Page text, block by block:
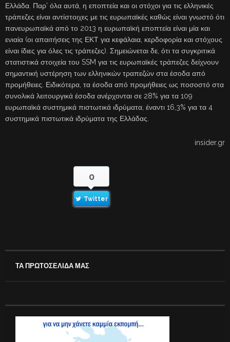
Ελλάδα. Παρ’ όλα αυτά, η εποπτεία και οι στόχοι για τις ελληνικές
τράπεζες είναι αντίστοιχες με τις ευρωπαϊκές καθώς είναι γνωστό ότι
πανευρωπαϊκά από το 2013 η ευρωπαϊκή εποπτεία είναι μία και
ενιαία (οι απαιτήσεις της ΕΚΤ για κεφάλαια, κερδοφορία και στόχους
είναι ίδιες για όλες τις τράπεζες). Σημειώνεται δε, ότι τα συγκριτικά
στατιστικά στοιχεία του SSM για τις ευρωπαϊκές τράπεζες δείχνουν
σημαντική υστέρηση των ελληνικών τραπεζών στα έσοδα από
προμήθειες. Ειδικότερα, τα έσοδα από προμήθειες ως ποσοστό στα
συνολικά λειτουργικά έσοδα ανέρχονται σε 28% για τα 109
ευρωπαϊκά συστημικά πιστωτικά ιδρύματα, έναντι 16,3% για τα 4
συστημικά πιστωτικά ιδρύματα της Ελλάδας.
insider.gr
0
Twitter
ΤΑ ΠΡΩΤΟΣΕΛΙΔΑ ΜΑΣ